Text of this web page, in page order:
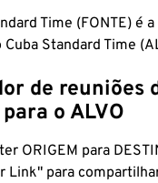
Time (FONTE) é a
Cuba Standard Time
de reuniões
o ALVO
ORIGEM para
Link" para